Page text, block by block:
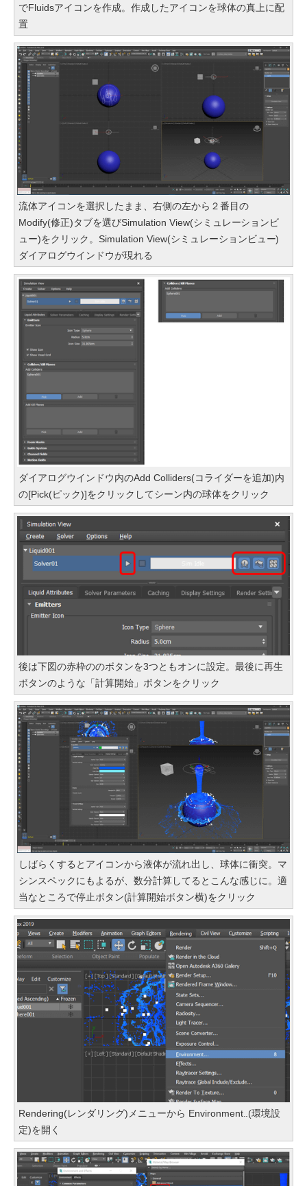
でFluidsアイコンを作成。作成したアイコンを球体の真上に配
置
流体アイコンを選択したまま、右側の左から２番目の
Modify(修正)タブを選びSimulation View(シミュレーションビ
ュー)をクリック。Simulation View(シミュレーションビュー)
ダイアログウインドウが現れる
ダイアログウインドウ内のAdd Colliders(コライダーを追加)内
の[Pick(ピック)]をクリックしてシーン内の球体をクリック
後は下図の赤枠ののボタンを3つともオンに設定。最後に再生
ボタンのような「計算開始」ボタンをクリック
しばらくするとアイコンから液体が流れ出し、球体に衝突。マ
シンスペックにもよるが、数分計算してるとこんな感じに。適
当なところで停止ボタン(計算開始ボタン横)をクリック
Rendering(レンダリング)メニューから Environment..(環境設
定)を開く